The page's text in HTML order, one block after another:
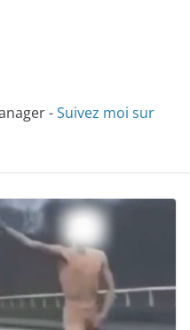
-Suivez moi sur